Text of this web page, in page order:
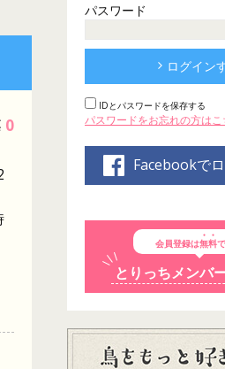
0
パスワード
ログイン
IDとパスワードを保存する
パスワードをお忘れの方はこ
Facebookで
会員登録は無料
とりっちメンバ